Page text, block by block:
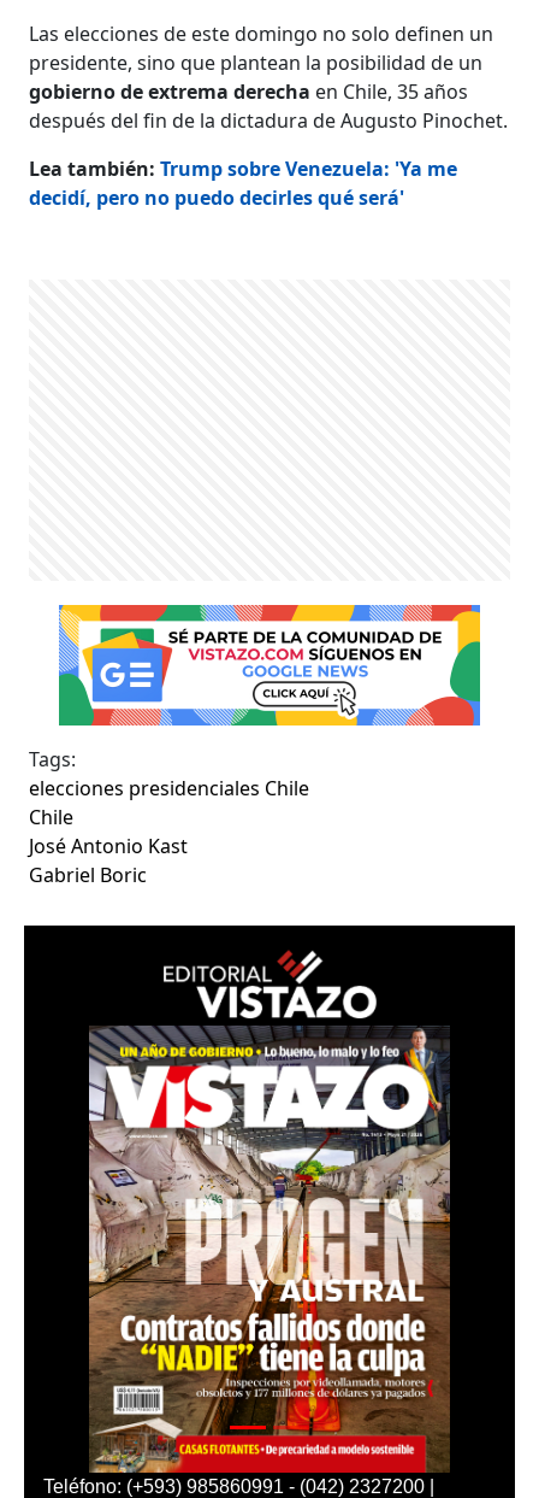
Las elecciones de este domingo no solo definen un
presidente, sino que plantean la posibilidad de un
gobierno de extrema derecha en Chile, 35 años
después del fin de la dictadura de Augusto Pinochet.
Lea también:Trump sobre Venezuela: 'Ya me
decidí, pero no puedo decirles qué será'
Tags:
elecciones presidenciales Chile
Chile
José Antonio Kast
Gabriel Boric
Teléfono: (+593) 985860991 - (042) 2327200 |